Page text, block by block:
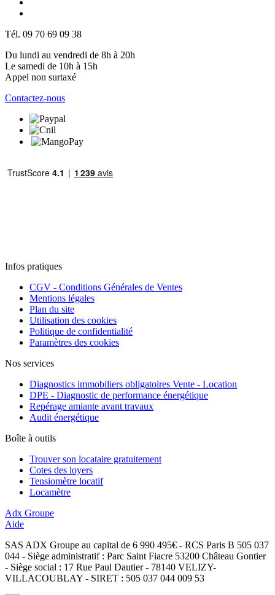
Tél. 09 70 69 09 38
Du lundi au vendredi de 8h à 20h
Le samedi de 10h à 15h
Appel non surtaxé
Contactez-nous
Infos pratiques
CGV - Conditions Générales de Ventes
Mentions légales
Plan du site
Utilisation des cookies
Politique de confidentialité
Paramètres des cookies
Nos services
Diagnostics immobiliers obligatoires Vente - Location
DPE - Diagnostic de performance énergétique
Repérage amiante avant travaux
Audit énergétique
Boîte à outils
Trouver son locataire gratuitement
Cotes des loyers
Tensiomètre locatif
Locamètre
Adx Groupe
Aide
SAS ADX Groupe au capital de 6 990 495€ - RCS Paris B 505 037
044 - Siège administratif : Parc Saint Fiacre 53200 Château Gontier
- Siège social : 17 Rue Paul Dautier - 78140 VELIZY-
VILLACOUBLAY - SIRET : 505 037 044 009 53